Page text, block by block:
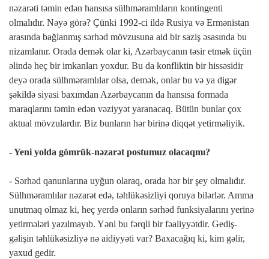
nəzarəti təmin edən hansısa sülhməramlıların kontingenti
olmalıdır. Nəyə görə? Çünki 1992-ci ildə Rusiya və Ermənistan
arasında bağlanmış sərhəd mövzusuna aid bir saziş əsasında bu
nizamlanır. Orada demək olar ki, Azərbaycanın təsir etmək üçün
əlində heç bir imkanları yoxdur. Bu da konfliktin bir hissəsidir
deyə orada sülhməramlılar olsa, demək, onlar bu və ya digər
şəkildə siyasi baxımdan Azərbaycanın da hansısa formada
maraqlarını təmin edən vəziyyət yaranacaq. Bütün bunlar çox
aktual mövzulardır. Biz bunların hər birinə diqqət yetirməliyik.
- Yeni yolda gömrük-nəzarət postumuz olacaqmı?
- Sərhəd qanunlarına uyğun olaraq, orada hər bir şey olmalıdır.
Sülhməramlılar nəzarət edə, təhlükəsizliyi qoruya bilərlər. Amma
unutmaq olmaz ki, heç yerdə onların sərhəd funksiyalarını yerinə
yetirmələri yazılmayıb. Yəni bu fərqli bir fəaliyyətdir. Gediş-
gəlişin təhlükəsizliyə nə aidiyyəti var? Baxacağıq ki, kim gəlir,
yaxud gedir.